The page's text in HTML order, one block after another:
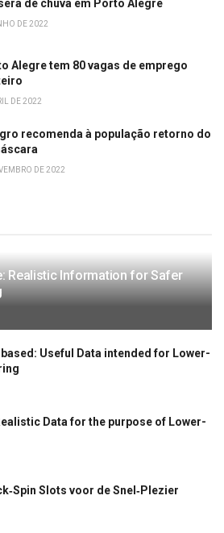
de chuva em Porto Alegre
DE 2022
Alegre tem 80 vagas de emprego
DE 2022
recomenda à população retorno do
DE 2022
Realistic Information for Safer
Useful Data intended for Lower-
Data for the purpose of Lower-
Slots voor de Snel‑Plezier